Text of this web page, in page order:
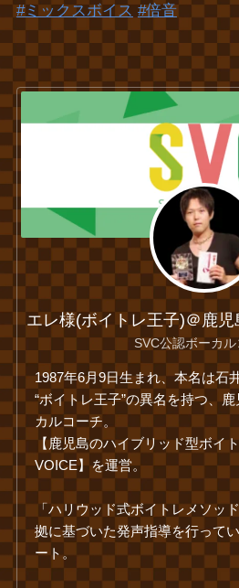
#ミックスボイス #倍音
エレ様(ボイトレ王子)＠鹿
SVC公認ボーカル
1987年6月9日生まれ、本名は石
“ボイトレ王子”の異名を持つ、
カルコーチ。
【鹿児島のハイブリッド型ボイ
VOICE】を運営。
「ハリウッド式ボイトレメソッ
拠に基づいた発声指導を行って
ート。